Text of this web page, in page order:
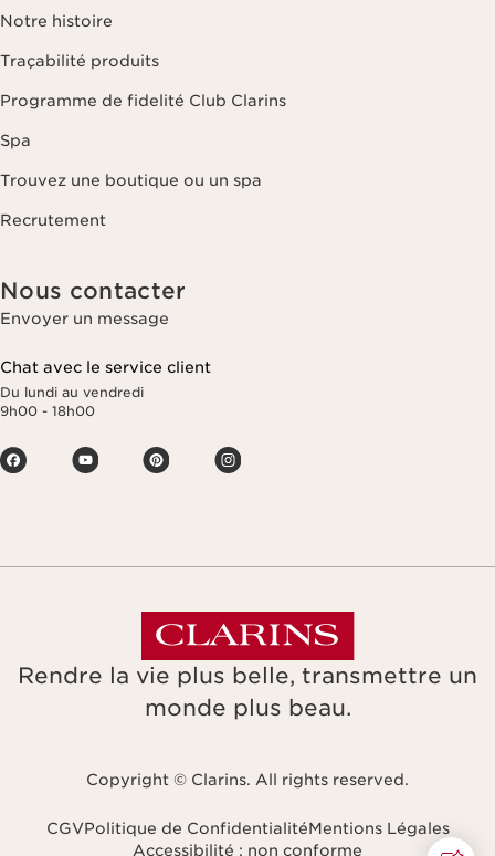
Notre histoire
Traçabilité produits
Programme de fidelité Club Clarins
Spa
Trouvez une boutique ou un spa
Recrutement
Nous contacter
Envoyer un message
Chat avec le service client
Du lundi au vendredi
9h00 - 18h00
Rendre la vie plus belle, transmettre un
monde plus beau.
Copyright © Clarins. All rights reserved.
CGVPolitique de ConfidentialitéMentions Légales
Accessibilité : non conforme